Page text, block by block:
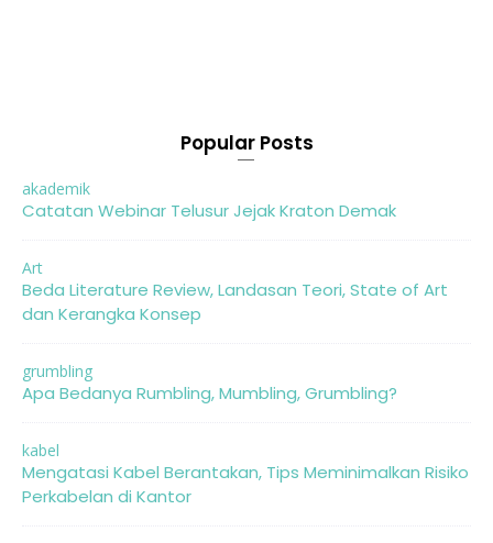
Popular Posts
akademik
Catatan Webinar Telusur Jejak Kraton Demak
Art
Beda Literature Review, Landasan Teori, State of Art
dan Kerangka Konsep
grumbling
Apa Bedanya Rumbling, Mumbling, Grumbling?
kabel
Mengatasi Kabel Berantakan, Tips Meminimalkan Risiko
Perkabelan di Kantor